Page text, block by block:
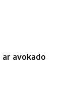
avokado